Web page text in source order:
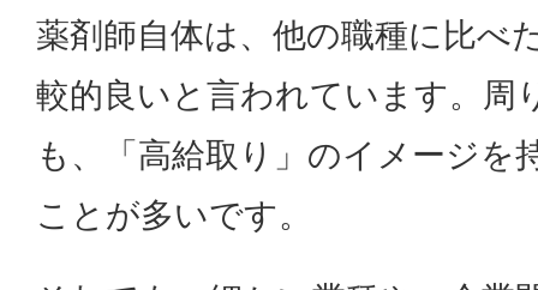
薬剤師自体は、他の職種に比べ
較的良いと言われています。周
も、「高給取り」のイメージを
ことが多いです。